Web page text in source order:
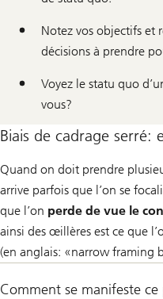
Notez vos objectifs et
décisions à prendre
Voyez le statu quo
vous?
Biais de cadrage serré:
Quand on doit prendre
arrive parfois que l’on se
que l’on perde de vue le
ainsi des œillères est ce que
(en anglais: «narrow framing
Comment se manifeste